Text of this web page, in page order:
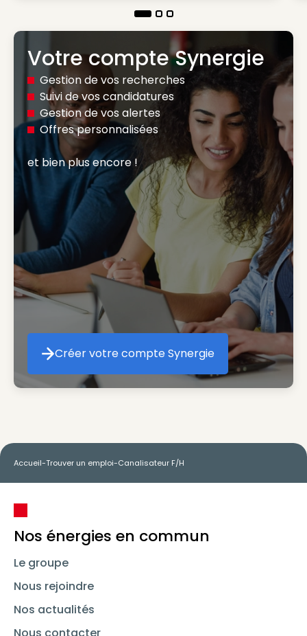
Votre compte Synergie
Gestion de vos recherches
Suivi de vos candidatures
Gestion de vos alertes
Offres personnalisées
et bien plus encore !
Créer votre compte Synergie
Créer votre compte Synergie
Accueil-Trouver un emploi-Canalisateur F/H
Nos énergies en commun
Le groupe
Nous rejoindre
Nos actualités